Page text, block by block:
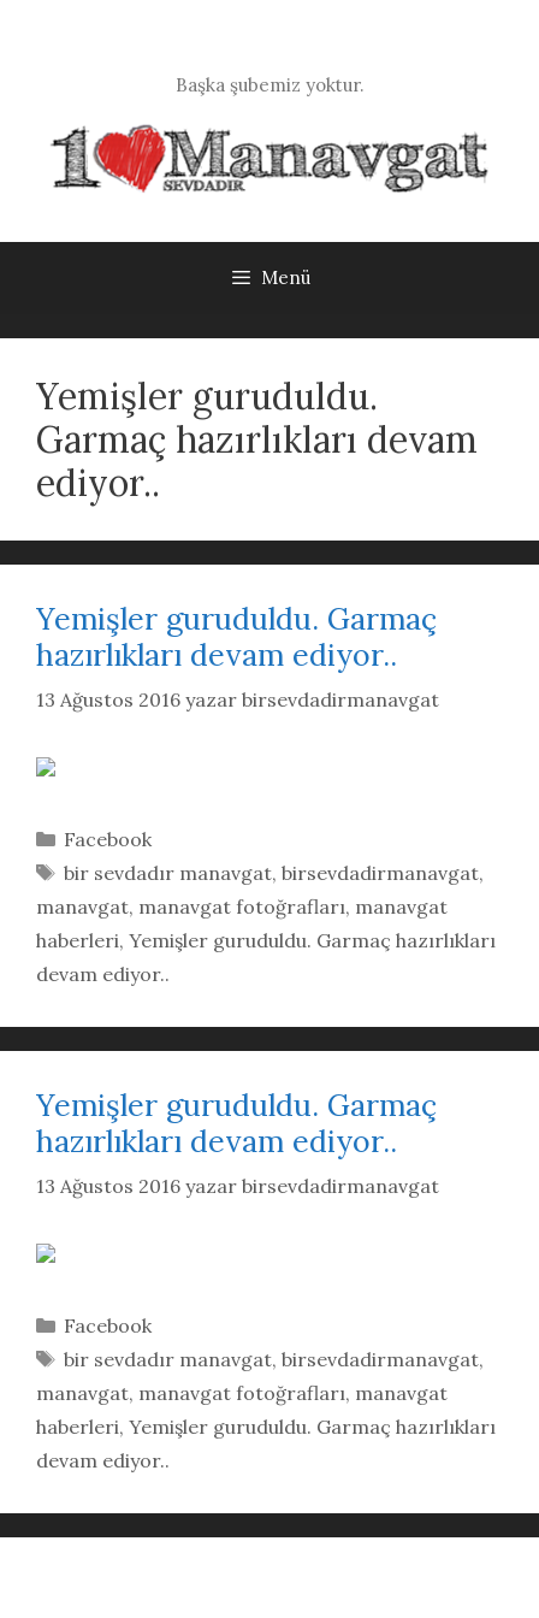
Başka şubemiz yoktur.
Menü
Yemişler guruduldu.
Garmaç hazırlıkları devam
ediyor..
Yemişler guruduldu. Garmaç
hazırlıkları devam ediyor..
13 Ağustos 2016 yazar birsevdadirmanavgat
Kategoriler
Facebook
Etiketler
bir sevdadır manavgat, birsevdadirmanavgat,
manavgat, manavgat fotoğrafları, manavgat
haberleri, Yemişler guruduldu. Garmaç hazırlıkları
devam ediyor..
Yemişler guruduldu. Garmaç
hazırlıkları devam ediyor..
13 Ağustos 2016 yazar birsevdadirmanavgat
Kategoriler
Facebook
Etiketler
bir sevdadır manavgat, birsevdadirmanavgat,
manavgat, manavgat fotoğrafları, manavgat
haberleri, Yemişler guruduldu. Garmaç hazırlıkları
devam ediyor..